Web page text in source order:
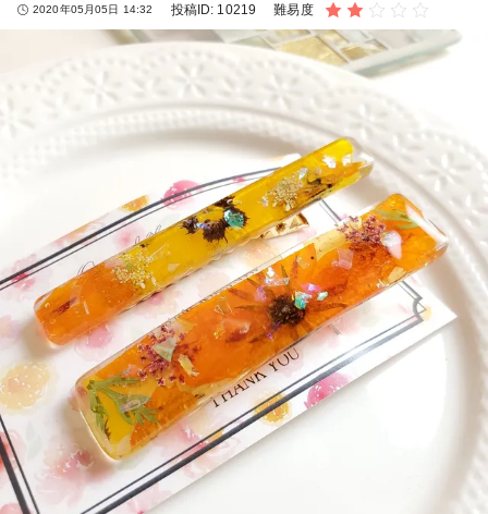
2020年05月05日 14:32 投稿ID: 10219 難易度